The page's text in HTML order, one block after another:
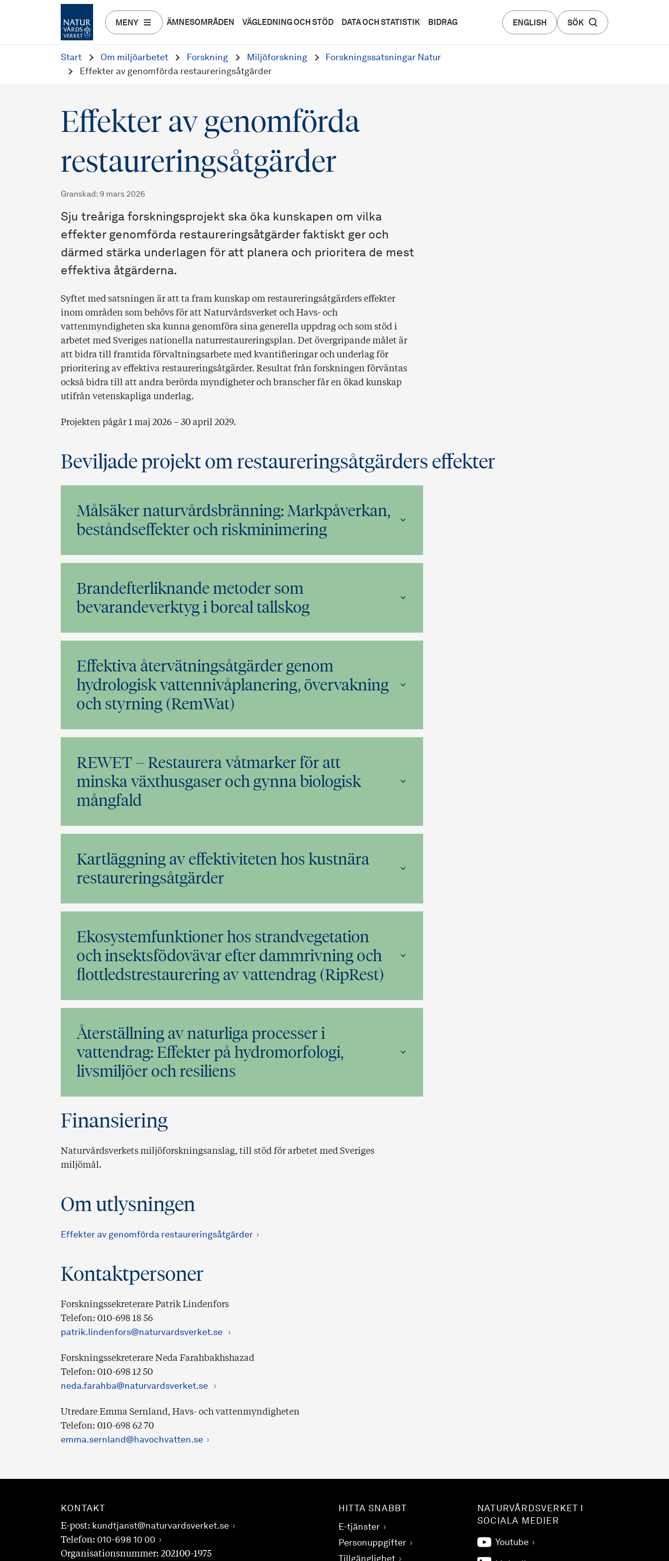
MENY ÄMNESOMRÅDEN VÄGLEDNING OCH STÖD DATA OCH STATISTIK BIDRAG ENGLISH SÖK
Start Om miljöarbetet Forskning Miljöforskning
Forskningssatsningar Natur
Effekter av genomförda restaureringsåtgärder
Effekter av genomförda
restaureringsåtgärder
Granskad : 9 mars 2026
Sju treåriga forskningsprojekt ska öka kunskapen om vilka
effekter genomförda restaureringsåtgärder faktiskt ger och
därmed stärka underlagen för att planera och prioritera de mest
effektiva åtgärderna.
Syftet med satsningen är att ta fram kunskap om restaureringsåtgärders effekter
inom områden som behövs för att Naturvårdsverket och Havs- och
vattenmyndigheten ska kunna genomföra sina generella uppdrag och som stöd i
arbetet med Sveriges nationella naturrestaureringsplan. Det övergripande målet är
att bidra till framtida förvaltningsarbete med kvantifieringar och underlag för
prioritering av effektiva restaureringsåtgärder. Resultat från forskningen förväntas
också bidra till att andra berörda myndigheter och branscher får en ökad kunskap
utifrån vetenskapliga underlag.
Projekten pågår 1 maj 2026 – 30 april 2029.
Beviljade projekt om restaureringsåtgärders effekter
Målsäker naturvårdsbränning: Markpåverkan,
beståndseffekter och riskminimering
Brandefterliknande metoder som
bevarandeverktyg i boreal tallskog
Effektiva återvätningsåtgärder genom
hydrologisk vattennivåplanering, övervakning
och styrning (RemWat)
REWET – Restaurera våtmarker för att
minska växthusgaser och gynna biologisk
mångfald
Kartläggning av effektiviteten hos kustnära
restaureringsåtgärder
Ekosystemfunktioner hos strandvegetation
och insektsfödovävar efter dammrivning och
flottledstrestaurering av vattendrag (RipRest)
Återställning av naturliga processer i
vattendrag: Effekter på hydromorfologi,
livsmiljöer och resiliens
Finansiering
Naturvårdsverkets miljöforskningsanslag, till stöd för arbetet med Sveriges
miljömål.
Om utlysningen
Effekter av genomförda restaureringsåtgärder
Kontaktpersoner
Forskningssekreterare Patrik Lindenfors
Telefon: 010-698 18 56
patrik.lindenfors@naturvardsverket.se
Forskningssekreterare Neda Farahbakhshazad
Telefon: 010-698 12 50
neda.farahba@naturvardsverket.se
Utredare Emma Sernland, Havs- och vattenmyndigheten
Telefon: 010-698 62 70
emma.sernland@havochvatten.se
KONTAKT
E-post: kundtjanst@naturvardsverket.se
Telefon: 010-698 10 00
Organisationsnummer: 202100-1975
HITTA SNABBT
E-tjänster
Personuppgifter
Tillgänglighet
NATURVÅRDSVERKET I
SOCIALA MEDIER
Youtube